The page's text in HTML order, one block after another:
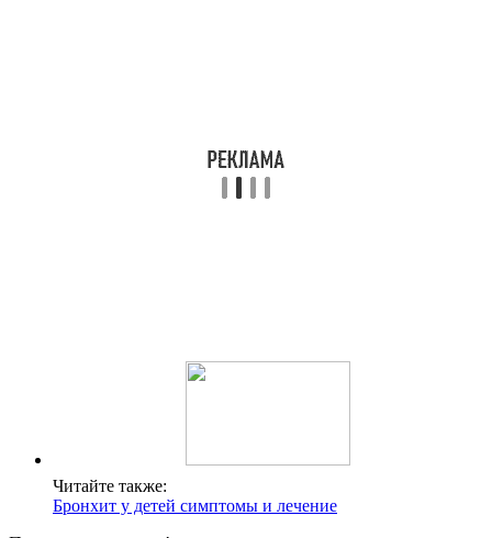
Читайте также:
Бронхит у детей симптомы и лечение